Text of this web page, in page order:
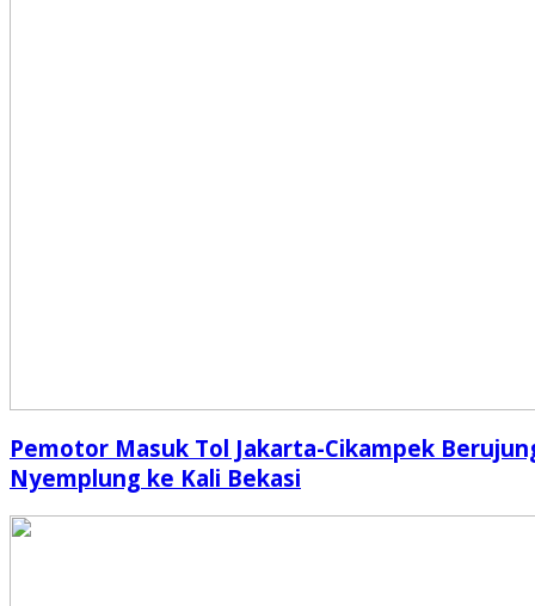
Pemotor Masuk Tol Jakarta-Cikampek
Nyemplung ke Kali Bekasi